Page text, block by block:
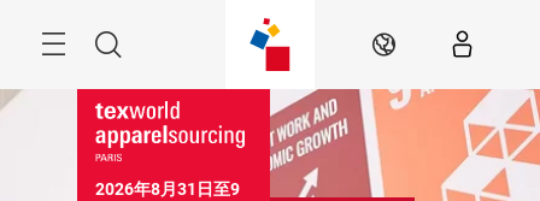
Search ZH
2026年8月31日至9